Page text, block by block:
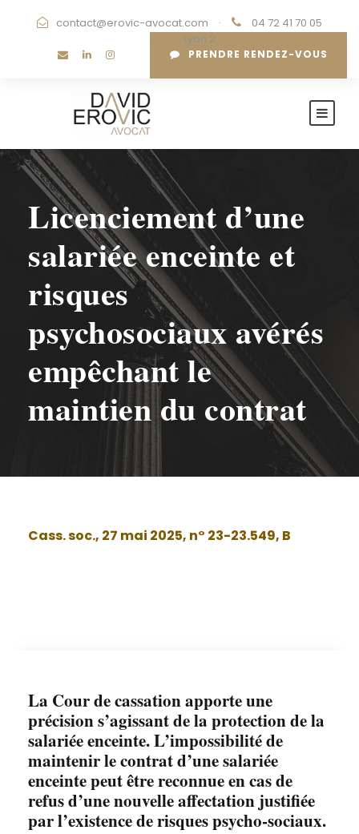
contact@erovic-avocat.com ·
04 72 41 70 05
·
Lyon 2
PRENDRE RENDEZ-VOUS
Licenciement d’une
salariée enceinte et
risques
psychosociaux avérés
empêchant le
maintien du contrat
Cass. soc., 27 mai 2025, n° 23-23.549, B
La Cour de cassation apporte une
précision s’agissant de la protection de la
salariée enceinte. L’impossibilité de
maintenir le contrat d’une salariée
enceinte peut être reconnue en cas de
refus d’une nouvelle affectation justifiée
par l’existence de risques psycho-sociaux.